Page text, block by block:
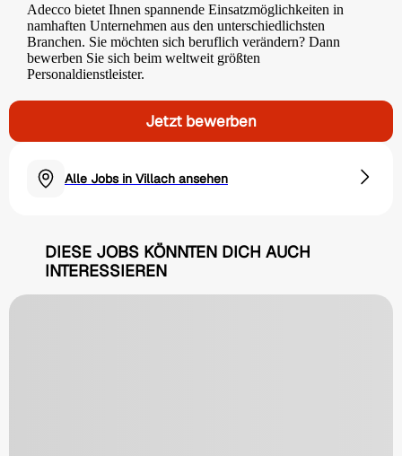
Adecco bietet Ihnen spannende Einsatzmöglichkeiten in
namhaften Unternehmen aus den unterschiedlichsten
Branchen. Sie möchten sich beruflich verändern? Dann
bewerben Sie sich beim weltweit größten
Personaldienstleister.
Jetzt bewerben
Alle Jobs in Villach ansehen
DIESE JOBS KÖNNTEN DICH AUCH
INTERESSIEREN